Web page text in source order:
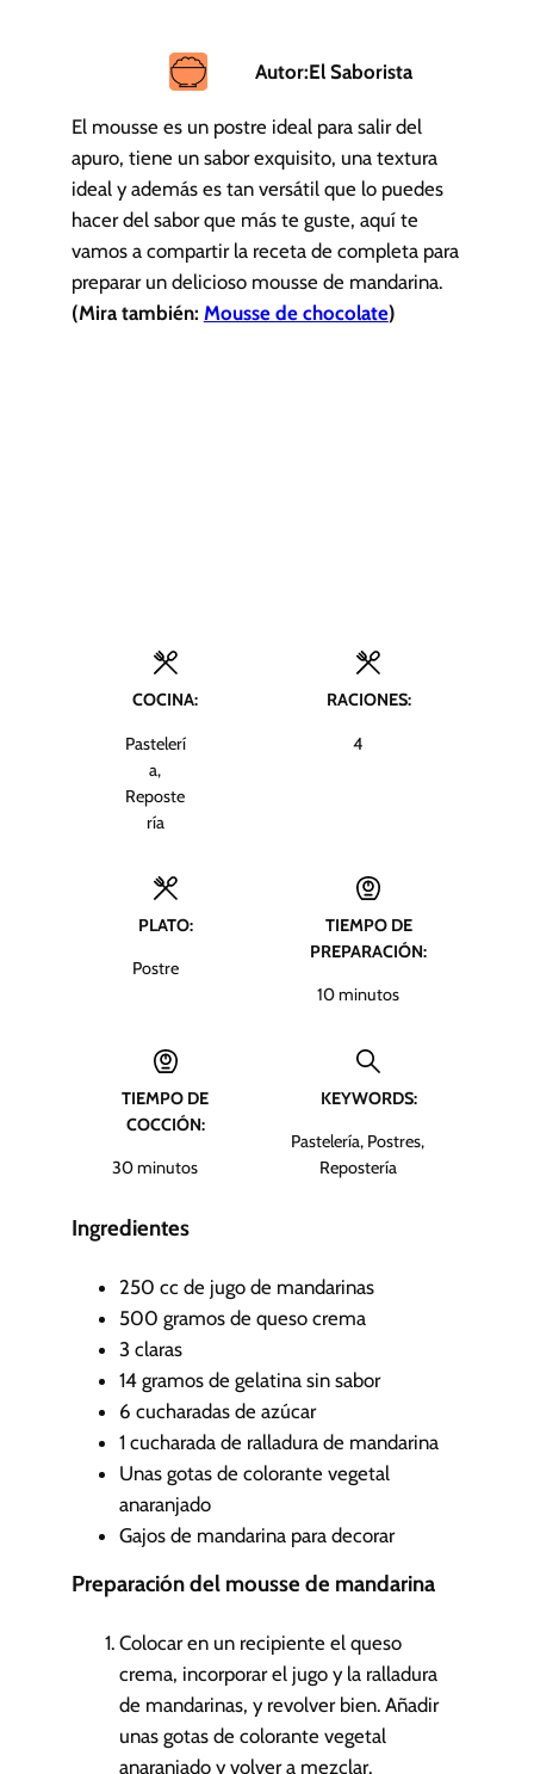
Autor:El Saborista
El mousse es un postre ideal para salir del
apuro, tiene un sabor exquisito, una textura
ideal y además es tan versátil que lo puedes
hacer del sabor que más te guste, aquí te
vamos a compartir la receta de completa para
preparar un delicioso mousse de mandarina.
(Mira también: Mousse de chocolate)
COCINA:
Pastelerí
a,
Reposte
ría
RACIONES:
4
PLATO:
Postre
TIEMPO DE
PREPARACIÓN:
10m
t
s
minutos
TIEMPO DE
COCCIÓN:
30m
n
o
s
minutos
KEYWORDS:
Pastelería, Postres,
Repostería
Ingredientes
250 cc de jugo de mandarinas
500 gramos de queso crema
3 claras
14 gramos de gelatina sin sabor
6 cucharadas de azúcar
1 cucharada de ralladura de mandarina
Unas gotas de colorante vegetal
anaranjado
Gajos de mandarina para decorar
Preparación del mousse de mandarina
Colocar en un recipiente el queso
crema, incorporar el jugo y la ralladura
de mandarinas, y revolver bien. Añadir
unas gotas de colorante vegetal
anaranjado y volver a mezclar.